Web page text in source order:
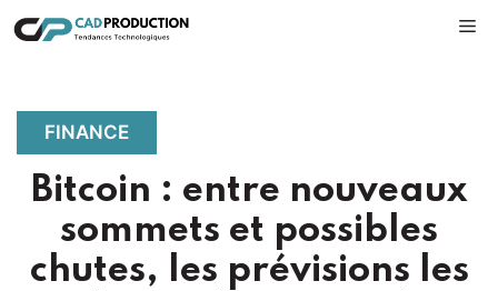
Aller
au
FINANCE
Bitcoin : entre nouveaux
sommets et possibles
chutes, les prévisions les